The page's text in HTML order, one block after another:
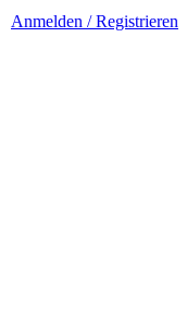
Anmelden / Registrieren